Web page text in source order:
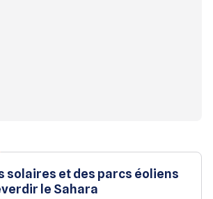
solaires et des parcs éoliens
le Sahara